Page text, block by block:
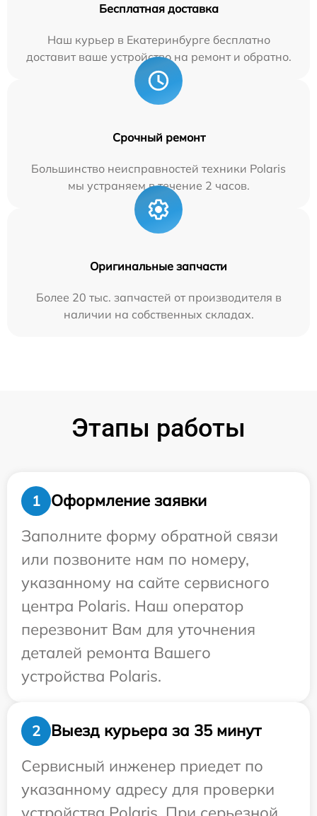
Бесплатная доставка
Наш курьер в Екатеринбурге бесплатно
доставит ваше устройство на ремонт и обратно.
Срочный ремонт
Большинство неисправностей техники Polaris
мы устраняем в течение 2 часов.
Оригинальные запчасти
Более 20 тыс. запчастей от производителя в
наличии на собственных складах.
Этапы работы
1
Оформление заявки
Заполните форму обратной связи
или позвоните нам по номеру,
указанному на сайте сервисного
центра Polaris. Наш оператор
перезвонит Вам для уточнения
деталей ремонта Вашего
устройства Polaris.
2
Выезд курьера за 35 минут
Сервисный инженер приедет по
указанному адресу для проверки